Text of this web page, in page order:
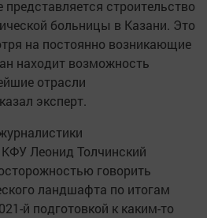
строительство
больницы в Казани. Это
на постоянно возникающие
находит возможность
отрасли
эксперт.
Леонид Толчинский
говорить
ландшафта по итогам
й подготовкой к каким-то